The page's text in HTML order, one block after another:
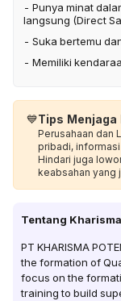
- Punya minat
langsung (Direct
- Suka bertemu
- Memiliki
💙Tips Menjaga
Perusahaan dan
pribadi,
Hindari juga
keabsahan yang
Tentang
PT KHARISMA
the formation of
focus on the
training to build